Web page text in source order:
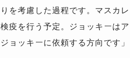
りを考慮した過程です。マスカ
検疫を行う予定。ジョッキーは
ジョッキーに依頼する方向です